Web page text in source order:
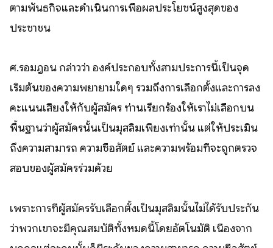
ตามพันธกิจและดำเนินการเพื่อผลประโยชน์สูงสุดของ
ประชาชน
ศ.รอมฎอน กล่าวว่า องค์ประกอบทั้งสามประการนี้เป็นจุด
เริ่มต้นของความพยายามใดๆ รวมถึงการเลือกตั้งและการลง
คะแนนเสียงให้กับผู้สมัคร ท่านเรียกร้องให้เราไม่เลือกบน
พื้นฐานว่าผู้สมัครนั้นเป็นมุสลิมเพียงเท่านั้น แต่ให้ประเมิน
ถึงความสามารถ ความซื่อสัตย์ และความพร้อมที่จะถูกตรวจ
สอบของผู้สมัครร่วมด้วย
เพราะการที่ผู้สมัครรับเลือกตั้งเป็นมุสลิมนั้นไม่ได้รับประกัน
ว่าพวกเขาจะมีคุณสมบัติทั้งหมดนี้โดยอัตโนมัติ เนื่องจาก